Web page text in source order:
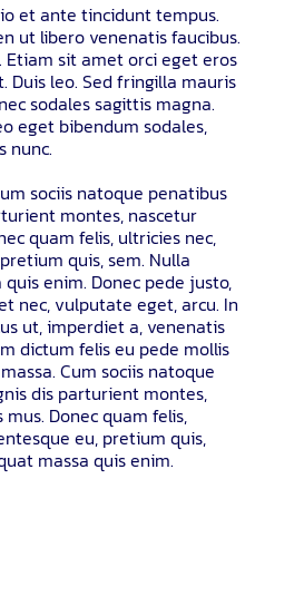
et ante tincidunt tempus.
ut libero venenatis faucibus.
Etiam sit amet orci eget eros
Duis leo. Sed fringilla mauris
sodales sagittis magna.
eget bibendum sodales,
nunc.
sociis natoque penatibus
montes, nascetur
quam felis, ultricies nec,
quis, sem. Nulla
enim. Donec pede justo,
nec, vulputate eget, arcu. In
ut, imperdiet a, venenatis
dictum felis eu pede mollis
Cum sociis natoque
dis parturient montes,
Donec quam felis,
eu, pretium quis,
massa quis enim.